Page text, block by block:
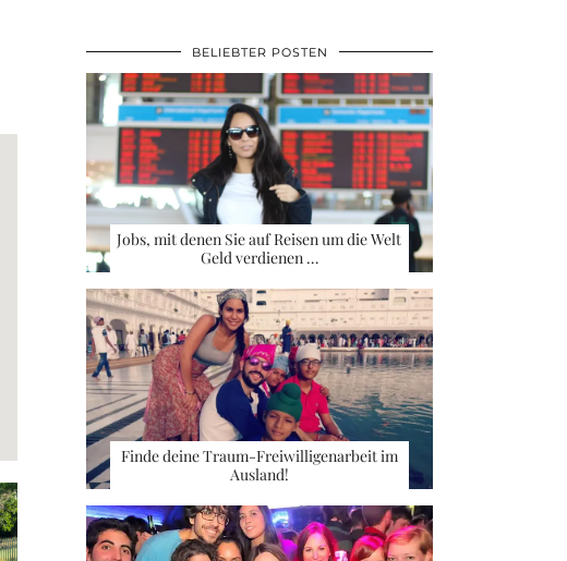
BELIEBTER POSTEN
Jobs, mit denen Sie auf Reisen um die Welt
Geld verdienen …
Finde deine Traum-Freiwilligenarbeit im
Ausland!